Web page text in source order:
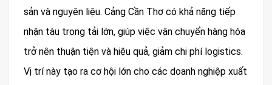
sản và nguyên liệu. Cảng Cần Thơ có khả năng tiếp
nhận tàu trọng tải lớn, giúp việc vận chuyển hàng hóa
trở nên thuận tiện và hiệu quả, giảm chi phí logistics.
Vị trí này tạo ra cơ hội lớn cho các doanh nghiệp xuất